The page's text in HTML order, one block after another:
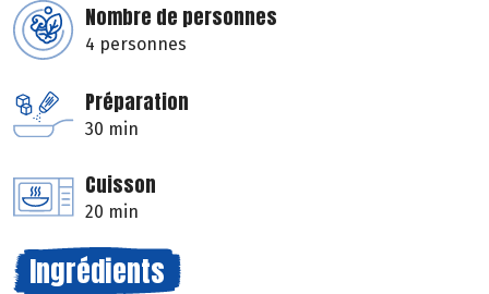
Nombre de personnes
4 personnes
Préparation
30 min
Cuisson
20 min
Ingrédients